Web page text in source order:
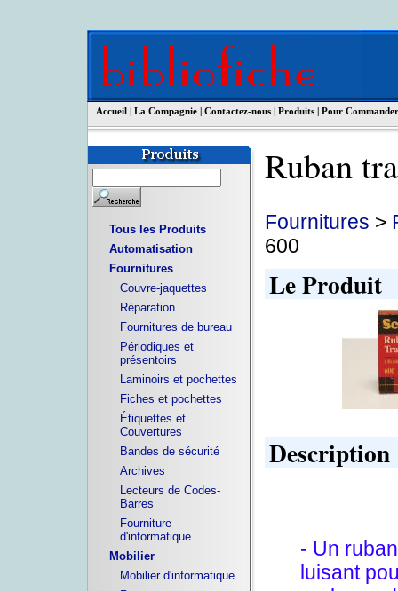
Accueil | La Compagnie | Contactez-nous | Produits | Pour Commander
Tous les Produits
Automatisation
Fournitures
Couvre-jaquettes
Réparation
Fournitures de bureau
Périodiques et
présentoirs
Laminoirs et pochettes
Fiches et pochettes
Étiquettes et
Couvertures
Bandes de sécurité
Archives
Lecteurs de Codes-
Barres
Fourniture
d'informatique
Mobilier
Mobilier d'informatique
Ruban
Fournitures >
600
Le Produit
Description
- Un
luisant